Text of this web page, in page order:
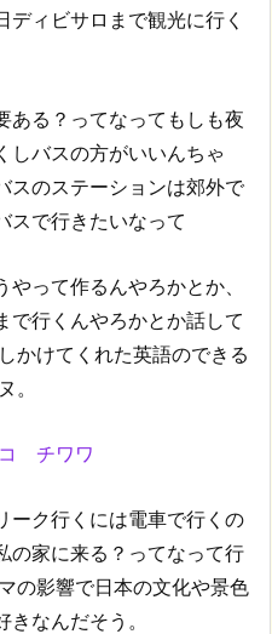
ィビサロまで観光に行く
ある？ってなってもしも夜
しバスの方がいいんちゃ
スのステーションは郊外で
スで行きたいなって
って作るんやろかとか、
で行くんやろかとか話して
かけてくれた英語のできる
。
ーク行くには電車で行くの
の家に来る？ってなって行
の影響で日本の文化や景色
なんだそう。